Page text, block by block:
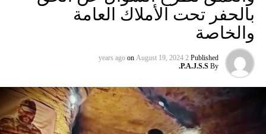
بالحفر تحت الأملاك العامة
والخاصة
Published
2 years ago
on August 19, 2024
By
P.A.J.S.S.